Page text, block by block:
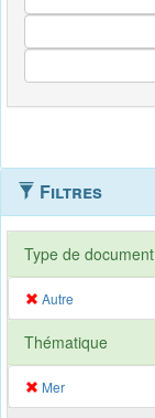
Filtres
Type de document
Autre
Thématique
Mer